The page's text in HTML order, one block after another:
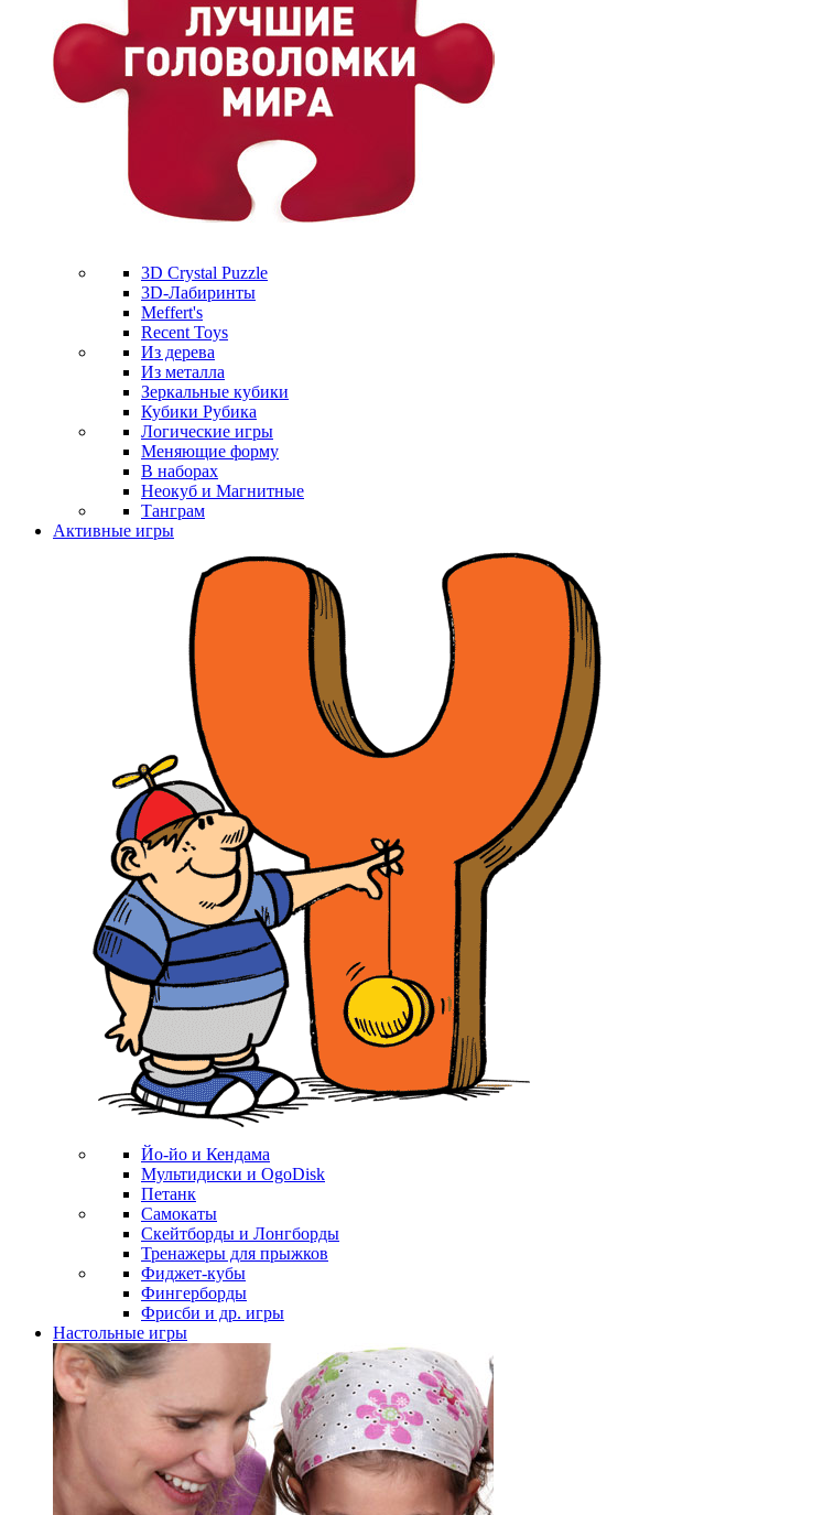
3D Crystal Puzzle
3D-Лабиринты
Meffert's
Recent Toys
Из дерева
Из металла
Зеркальные кубики
Кубики Рубика
Логические игры
Меняющие форму
В наборах
Неокуб и Магнитные
Танграм
Активные игры
Йо-йо и Кендама
Мультидиски и OgoDisk
Петанк
Самокаты
Скейтборды и Лонгборды
Тренажеры для прыжков
Фиджет-кубы
Фингерборды
Фрисби и др. игры
Настольные игры